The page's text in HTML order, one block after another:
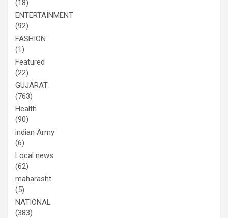
(18)
ENTERTAINMENT
(92)
FASHION
(1)
Featured
(22)
GUJARAT
(763)
Health
(90)
indian Army
(6)
Local news
(62)
maharasht
(5)
NATIONAL
(383)